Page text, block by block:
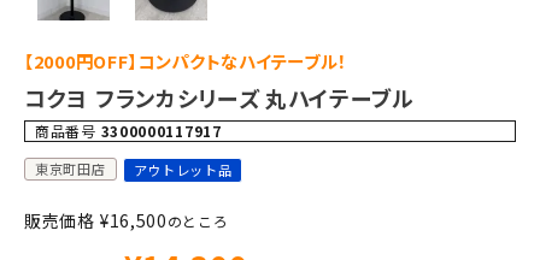
【2000円OFF】コンパクトなハイテーブル！
コクヨ フランカシリーズ 丸ハイテーブル
商品番号 3300000117917
東京町田店 アウトレット品
販売価格 ¥16,500のところ